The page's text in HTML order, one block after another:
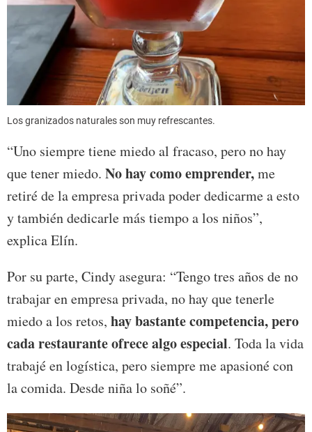
Los granizados naturales son muy refrescantes.
“Uno siempre tiene miedo al fracaso, pero no hay
que tener miedo. No hay como emprender,me
retiré de la empresa privada poder dedicarme a esto
y también dedicarle más tiempo a los niños”,
explica Elín.
Por su parte, Cindy asegura: “Tengo tres años de no
trabajar en empresa privada, no hay que tenerle
miedo a los retos, hay bastante competencia, pero
cada restaurante ofrece algo especial. Toda la vida
trabajé en logística, pero siempre me apasioné con
la comida. Desde niña lo soñé”.